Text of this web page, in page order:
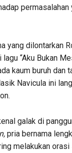
permasalahan
yang dilontarkan
“Aku Bukan
kaum buruh dan
Navicula ini
galak di
pria bernama
melakukan orasi